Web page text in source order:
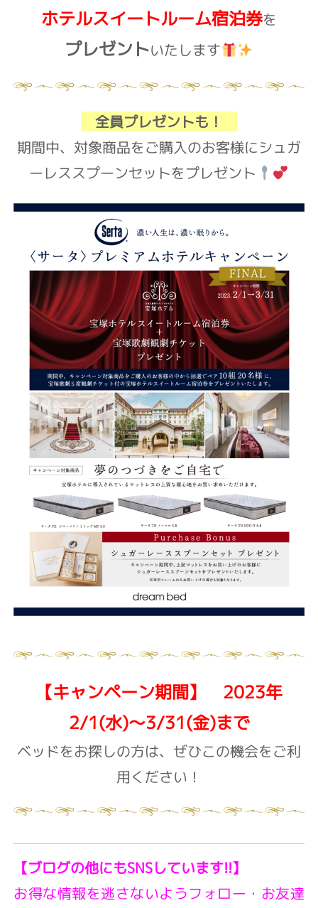
ホテルスイートルーム宿泊券を
プレゼントいたします
全員プレゼントも！
期間中、対象商品をご購入のお客様にシュガ
ーレススプーンセットをプレゼント
【キャンペーン期間】 2023年
2/1(水)～3/31(金)まで
ベッドをお探しの方は、ぜひこの機会をご利
用ください！
【ブログの他にもSNSしています!!】
お得な情報を逃さないようフォロー・お友達